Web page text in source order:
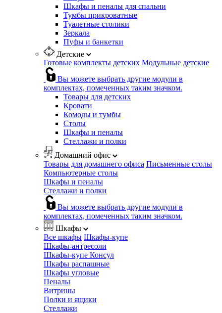
Шкафы и пеналы для спальни
Тумбы прикроватные
Туалетные столики
Зеркала
Пуфы и банкетки
Детские
Готовые комплекты детских Модульные детские
Вы можете выбрать другие модули в
комплектах, помеченных таким значком.
Товары для детских
Кровати
Комоды и тумбы
Столы
Шкафы и пеналы
Стеллажи и полки
Домашний офис
Товары для домашнего офиса Письменные столы
Компьютерные столы
Шкафы и пеналы
Стеллажи и полки
Вы можете выбрать другие модули в
комплектах, помеченных таким значком.
Шкафы
Все шкафы Шкафы-купе
Шкафы-антресоли
Шкафы-купе Консул
Шкафы распашные
Шкафы угловые
Пеналы
Витрины
Полки и ящики
Стеллажи